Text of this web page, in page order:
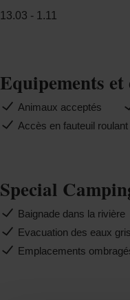
13.03 - 1.11
Equipements et
Animaux acceptés
Accès en fauteuil roulant
Special
Baignade dans la rivière
Evacuation des eaux
Emplacements